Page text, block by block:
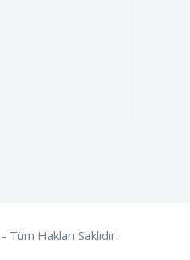
Hakları Saklıdır.